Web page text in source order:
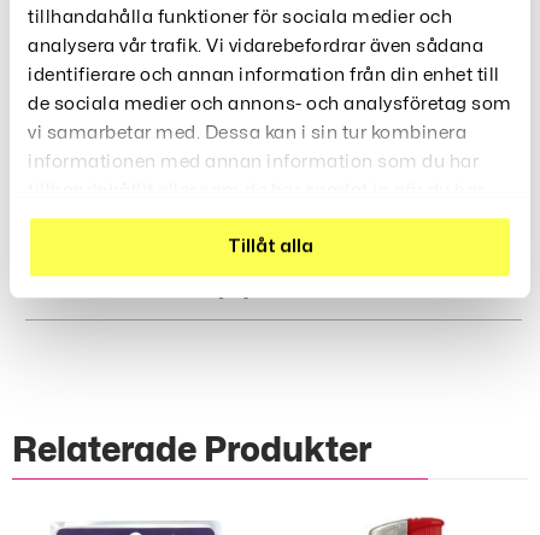
tillhandahålla funktioner för sociala medier och
analysera vår trafik. Vi vidarebefordrar även sådana
identifierare och annan information från din enhet till
de sociala medier och annons- och analysföretag som
vi samarbetar med. Dessa kan i sin tur kombinera
informationen med annan information som du har
använt deras tjänster.
Tillåt alla
intelligensutveckling.
Säker Lek: Alla delar är större än 35 mm och har
rundade kanter för säkerhet.
Perfekt Gåva: En fantastisk present till barn som
älskar att bygga och skapa.
Recensioner (0)
Relaterade Produkter